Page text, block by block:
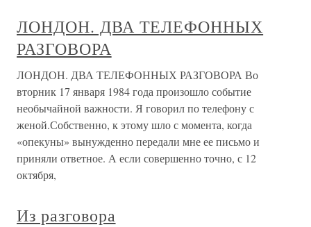
ЛОНДОН. ДВА ТЕЛЕФОННЫХ
РАЗГОВОРА
ЛОНДОН. ДВА ТЕЛЕФОННЫХ РАЗГОВОРА Во
вторник 17 января 1984 года произошло событие
необычайной важности. Я говорил по телефону с
женой.Собственно, к этому шло с момента, когда
«опекуны» вынужденно передали мне ее письмо и
приняли ответное. А если совершенно точно, с 12
октября,
Из разговора